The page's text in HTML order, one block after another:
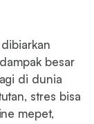
besar
di dunia
stres bisa
mepet,